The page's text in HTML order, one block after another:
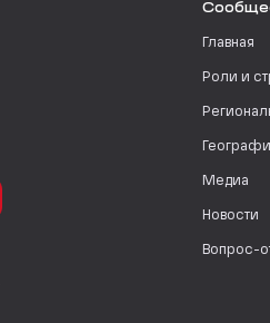
Главная
Роли и
Медиа
Новости
Вопрос-